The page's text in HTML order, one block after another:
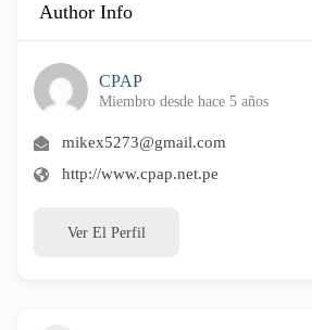
Author Info
CPAP
Miembro desde hace 5 años
mikex5273@gmail.com
http://www.cpap.net.pe
Ver El Perfil